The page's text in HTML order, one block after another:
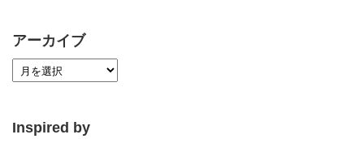
アーカイブ
Inspired by